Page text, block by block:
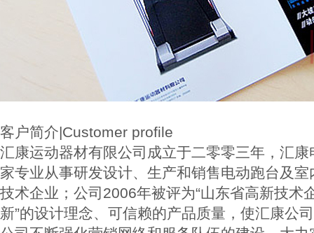
客户简介|Customer profile
汇康运动器材有限公司成立于二零零三年，汇
家专业从事研发设计、生产和销售电动跑台及
技术企业；公司2006年被评为“山东省高新技术
新”的设计理念、可信赖的产品质量，使汇康公